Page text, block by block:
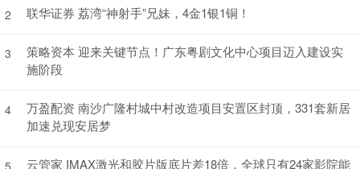
2 联华证券 荔湾“神射手”兄妹，4金1银1铜！
3
策略资本 迎来关键节点！广东粤剧文化中心项目迈入建设实
施阶段
4
万盈配资 南沙广隆村城中村改造项目安置区封顶，331套新居
加速兑现安居梦
云管家 IMAX激光和胶片版底片差18倍，全球只有24家影院能